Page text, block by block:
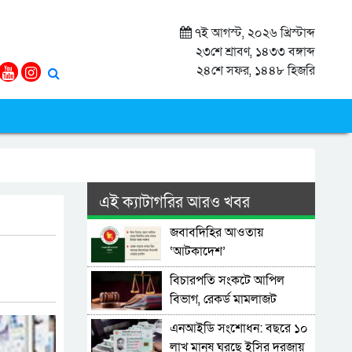
৭ই আগস্ট, ২০২৬ খ্রিস্টাব্দ
২৩শে শ্রাবণ, ১৪৩৩ বঙ্গাব্দ
২৪শে সফর, ১৪৪৮ হিজরি
এই ক্যাটাগরির আরও খবর
জবাবদিহির আওতায়
‘আটকাদেশ’
বিচারপতি সংকটে আপিল
বিভাগ, রেকর্ড মামলাজট
এনআইডি সংশোধন: বছরে ১০
লাখ মানুষ ঘুরছে ইসির দরজায়